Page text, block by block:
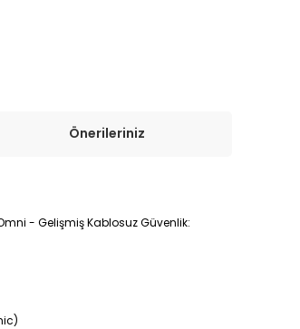
Önerileriniz
- Gelişmiş Kablosuz Güvenlik: